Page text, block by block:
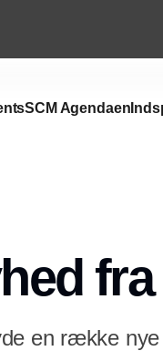
SCM Agendaen
en række